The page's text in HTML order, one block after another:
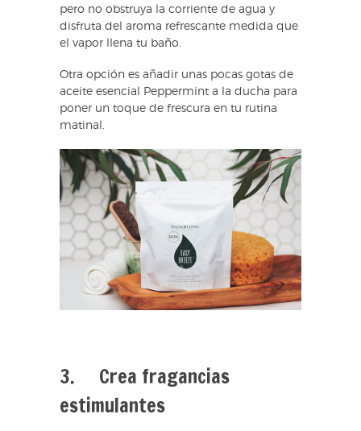
pero no obstruya la corriente de agua y
disfruta del aroma refrescante medida que
el vapor llena tu baño.
Otra opción es añadir unas pocas gotas de
aceite esencial Peppermint a la ducha para
poner un toque de frescura en tu rutina
matinal.
3. Crea fragancias
estimulantes